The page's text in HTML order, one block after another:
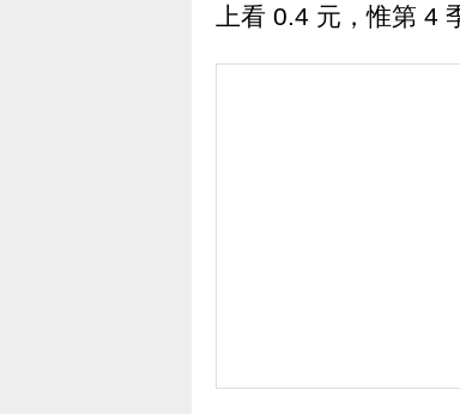
上看 0.4 元，惟第 4